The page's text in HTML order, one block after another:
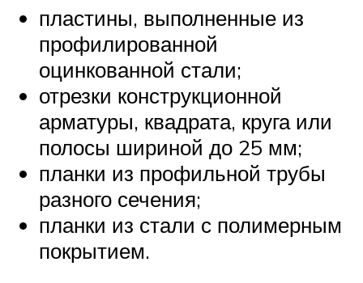
пластины, выполненные из
профилированной
оцинкованной стали;
отрезки конструкционной
арматуры, квадрата, круга или
полосы шириной до 25 мм;
планки из профильной трубы
разного сечения;
планки из стали с полимерным
покрытием.